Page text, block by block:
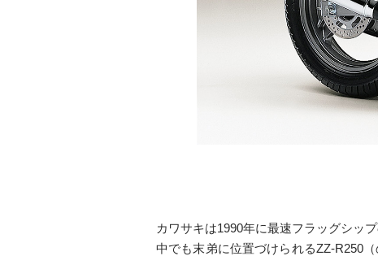
カワサキは1990年に最速フラッグシッ
中でも末弟に位置づけられるZZ-R250